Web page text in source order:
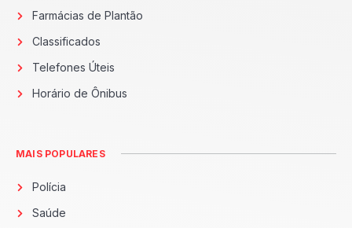
Farmácias de Plantão
Classificados
Telefones Úteis
Horário de Ônibus
MAIS POPULARES
Polícia
Saúde